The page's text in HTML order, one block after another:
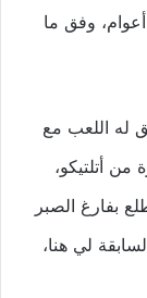
قادماً من أتلتيكو مدريد الإسباني بعقد يمتد لـ7 أعوام، وفق ما
له اللعب مع
أتلتيكو،
بفارغ الصبر
لي هنا،